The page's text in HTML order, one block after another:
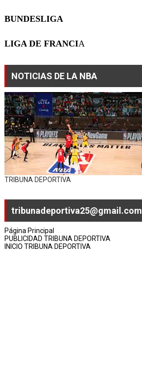
BUNDESLIGA
LIGA DE FRANCIA
NOTICIAS DE LA NBA
TRIBUNA DEPORTIVA
tribunadeportiva25@gmail.com
Página Principal
PUBLICIDAD TRIBUNA DEPORTIVA
INICIO TRIBUNA DEPORTIVA